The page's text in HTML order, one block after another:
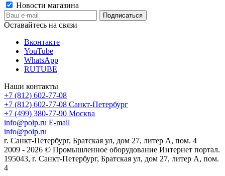
Новости магазина
Оставайтесь на связи
Вконтакте
YouTube
WhatsApp
RUTUBE
Наши контакты
+7 (812) 602-77-08
+7 (812) 602-77-08 Санкт-Петербург
+7 (499) 380-77-90 Москва
info@poip.ru E-mail
info@poip.ru
г. Санкт-Петербург, Братская ул, дом 27, литер А, пом. 4
2009 - 2026 © Промышленное оборудование Интернет портал.
195043, г. Санкт-Петербург, Братская ул, дом 27, литер А, пом.
4